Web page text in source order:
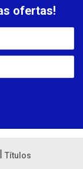
ofertas!
Títulos